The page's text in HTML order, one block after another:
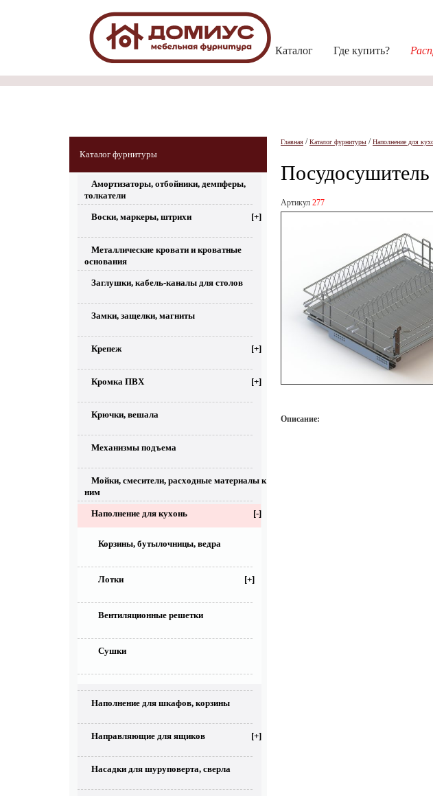
Каталог Где купить?
Каталог фурнитуры
Амортизаторы, отбойники, демпферы,
толкатели
Воски, маркеры, штрихи [+]
Металлические кровати и кроватные
основания
Заглушки, кабель-каналы для столов
Замки, защелки, магниты
Крепеж [+]
Кромка ПВХ [+]
Крючки, вешала
Механизмы подъема
Мойки, смесители, расходные материалы к
ним
Наполнение для кухонь [-]
Корзины, бутылочницы, ведра
Лотки [+]
Вентиляционные решетки
Сушки
Наполнение для шкафов, корзины
Направляющие для ящиков [+]
Насадки для шуруповерта, сверла
Главная /Каталог фурнитуры /Наполнение для
Посудосушитель
Артикул 277
Описание: